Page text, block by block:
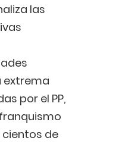
las
extrema
por el PP,
cientos de